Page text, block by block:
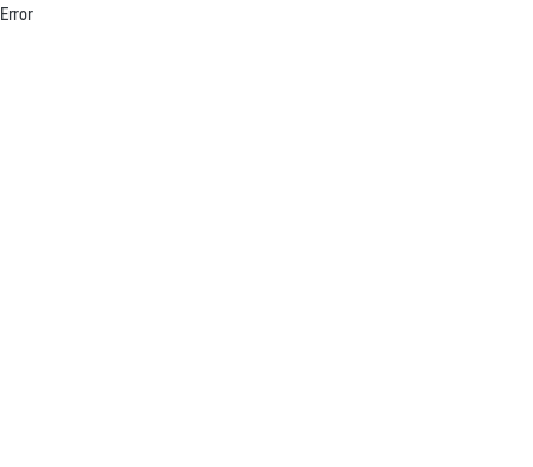
Error